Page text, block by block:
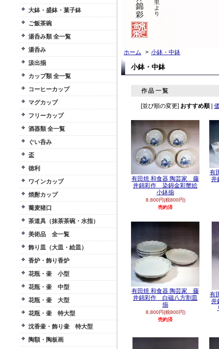
大鉢・盛鉢・菓子鉢
ご飯茶碗
湯呑み類 全一覧
湯呑み
汲出揃
カップ類 全一覧
コーヒーカップ
マグカップ
フリーカップ
酒器類 全一覧
ぐい呑み
盃
徳利
ワインカップ
焼酎カップ
蕎麦猪口
茶道具（抹茶茶碗・水指）
美術品 全一覧
飾り皿（大皿・絵皿）
香炉・飾り香炉
花瓶・壷 小型
花瓶・壷 中型
花瓶・壷 大型
花瓶・壷 特大型
沈香壷・飾り壷 特大型
陶額・陶板画
ホーム > 小鉢・中鉢
小鉢・中鉢
作品一覧
[並び順の変更] おすすめ順
有田焼 和食器 陶芸家 藤
井錦彩作 染錦金彩蟹絵
小鉢揃
8,800円(税800円)
売約済
有
井
有田焼 和食器 陶芸家 藤
井錦彩作 白磁八方割皿
揃
8,800円(税800円)
売約済
有
井